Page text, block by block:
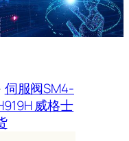
伺服阀SM4-
威格士